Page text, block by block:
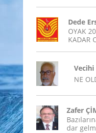
Dede
OYAK
KADAR
Vecihi
NE
Zafer
dar